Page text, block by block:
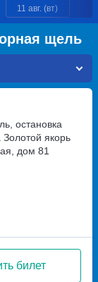
11 авг. (вт)
щель
билет
остановка
якорь
дом 81